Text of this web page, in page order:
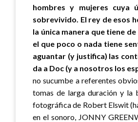
hombres y mujeres cuya
sobrevivido. El rey de esos
la única manera que tiene
el que poco o nada tiene
aguantar (y justifica) las
da a Doc (y a nosotros los
no sucumbe a referentes
tomas de larga duración y la
fotográfica de Robert Elswit
en el sonoro, JONNY